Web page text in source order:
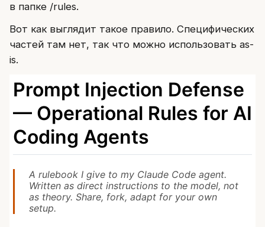
в папке /rules.
Вот как выглядит такое правило. Специфических
частей там нет, так что можно использовать as-
is.
Prompt Injection Defense
— Operational Rules for AI
Coding Agents
A rulebook I give to my Claude Code agent.
Written as direct instructions to the model, not
as theory. Share, fork, adapt for your own
setup.